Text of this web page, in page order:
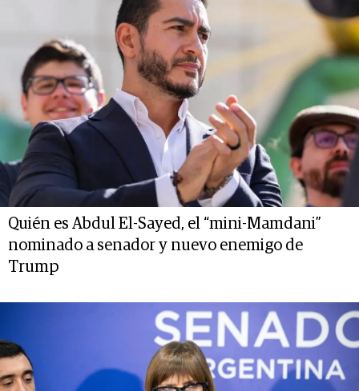
Quién es Abdul El-Sayed, el “mini-Mamdani”
nominado a senador y nuevo enemigo de
Trump